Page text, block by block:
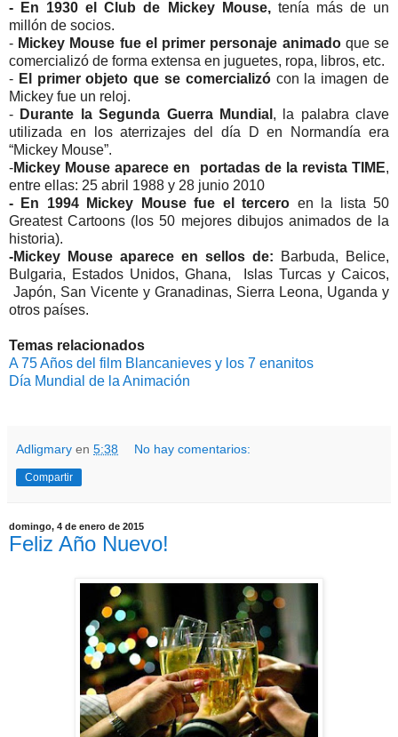
- En 1930 el Club de Mickey Mouse, tenía más de un
millón de socios.
- Mickey Mouse fue el primer personaje animadoque se
comercializó de forma extensa en juguetes, ropa, libros, etc.
- El primer objeto que se comercializócon la imagen de
Mickey fue un reloj.
- Durante la Segunda Guerra Mundial , la palabra clave
utilizada en los aterrizajes del día D en Normandía era
“Mickey Mouse”.
-Mickey Mouse aparece en portadas de la revista TIME,
entre ellas: 25 abril 1988 y 28 junio 2010
- En 1994 Mickey Mouse fue el tercero en la lista 50
Greatest Cartoons (los 50 mejores dibujos animados de la
historia).
-Mickey Mouse aparece en sellos de:
Barbuda, Belice,
Bulgaria, Estados Unidos, Ghana, Islas Turcas y Caicos,
Japón, San Vicente y Granadinas, Sierra Leona, Uganda y
otros países.
Temas relacionados
A 75 Años del film Blancanieves y los 7 enanitos
Día Mundial de la Animación
Adligmary en 5:38 No hay comentarios:
Compartir
domingo, 4 de enero de 2015
Feliz Año Nuevo!